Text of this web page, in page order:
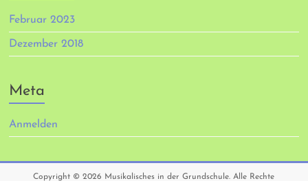
Februar 2023
Dezember 2018
Meta
Anmelden
Copyright © 2026 Musikalisches in der Grundschule. Alle Rechte